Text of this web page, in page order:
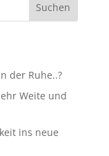
Suchen
der Ruhe..?
Weite und
ins neue